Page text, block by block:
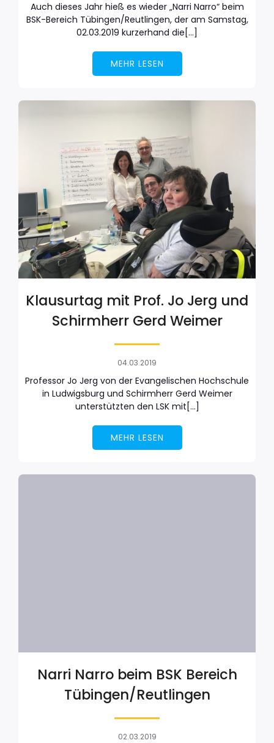
Auch dieses Jahr hieß es wieder „Narri Narro“ beim
BSK-Bereich Tübingen/Reutlingen, der am Samstag,
02.03.2019 kurzerhand die[…]
MEHR LESEN
Klausurtag mit Prof. Jo Jerg und
Schirmherr Gerd Weimer
04.03.2019
Professor Jo Jerg von der Evangelischen Hochschule
in Ludwigsburg und Schirmherr Gerd Weimer
unterstützten den LSK mit[…]
MEHR LESEN
Narri Narro beim BSK Bereich
Tübingen/Reutlingen
02.03.2019